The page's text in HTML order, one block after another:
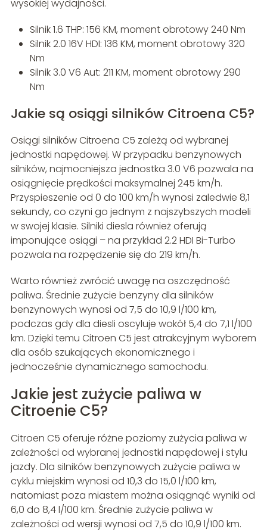
wysokiej wydajności.
Silnik 1.6 THP: 156 KM, moment obrotowy 240 Nm
Silnik 2.0 16V HDI: 136 KM, moment obrotowy 320
Nm
Silnik 3.0 V6 Aut: 211 KM, moment obrotowy 290
Nm
Jakie są osiągi silników Citroena C5?
Osiągi silników Citroena C5 zależą od wybranej
jednostki napędowej. W przypadku benzynowych
silników, najmocniejsza jednostka 3.0 V6 pozwala na
osiągnięcie prędkości maksymalnej 245 km/h.
Przyspieszenie od 0 do 100 km/h wynosi zaledwie 8,1
sekundy, co czyni go jednym z najszybszych modeli
w swojej klasie. Silniki diesla również oferują
imponujące osiągi – na przykład 2.2 HDI Bi-Turbo
pozwala na rozpędzenie się do 219 km/h.
Warto również zwrócić uwagę na oszczędność
paliwa. Średnie zużycie benzyny dla silników
benzynowych wynosi od 7,5 do 10,9 l/100 km,
podczas gdy dla diesli oscyluje wokół 5,4 do 7,1 l/100
km. Dzięki temu Citroen C5 jest atrakcyjnym wyborem
dla osób szukających ekonomicznego i
jednocześnie dynamicznego samochodu.
Jakie jest zużycie paliwa w
Citroenie C5?
Citroen C5 oferuje różne poziomy zużycia paliwa w
zależności od wybranej jednostki napędowej i stylu
jazdy. Dla silników benzynowych zużycie paliwa w
cyklu miejskim wynosi od 10,3 do 15,0 l/100 km,
natomiast poza miastem można osiągnąć wyniki od
6,0 do 8,4 l/100 km. Średnie zużycie paliwa w
zależności od wersji wynosi od 7,5 do 10,9 l/100 km.